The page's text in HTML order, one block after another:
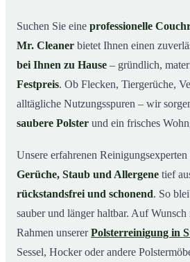
03 Warum Mr. Cleaner in Stuhr?
04So läuft Ihre Couchreinigung in
05Couchreinigung in Stuhr &
So wird Ihre Couch in Stuhr
Suchen Sie eine professionelle
Mr. Cleaner bietet Ihnen einen
bei Ihnen zu Hause – gründlich,
Festpreis. Ob Flecken, Tiergerüche,
alltägliche Nutzungsspuren – wir
saubere Polster und ein frisches
Unsere erfahrenen Reinigungsexperten
Gerüche, Staub und Allergene tief
rückstandsfrei und schonend. So
sauber und länger haltbar. Auf
Rahmen unsererPolsterreinigung in
Sessel, Hocker oder andere